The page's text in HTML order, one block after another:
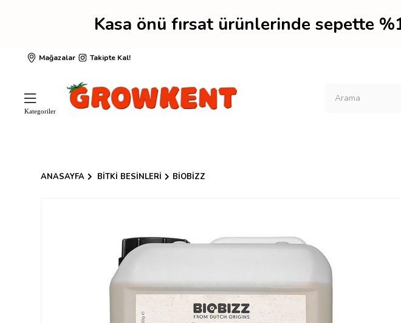
Kasa önü fırsat ürünlerinde
Mağazalar Takipte Kal!
ANASAYFA BITKI BESINLERI BIOBIZZ